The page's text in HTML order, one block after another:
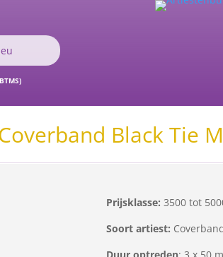
Black Tie
Prijsklasse: 3500 tot
Soort artiest: